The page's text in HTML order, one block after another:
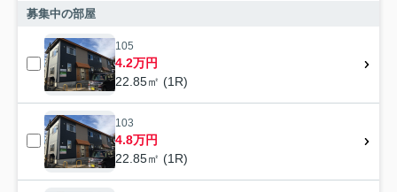
募集中の部屋
105
4.2万円
22.85㎡ (1R)
103
4.8万円
22.85㎡ (1R)